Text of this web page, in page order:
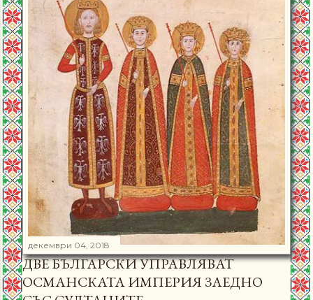
декември 04, 2018
ДВЕ БЪЛГАРСКИ УПРАВЛЯВАТ
ОСМАНСКАТА ИМПЕРИЯ ЗАЕДНО